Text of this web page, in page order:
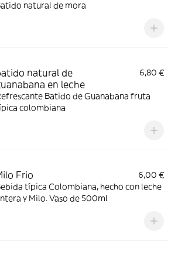
natural de mora
natural de
en leche
6,80 €
Batido de Guanabana fruta
colombiana
Frio
6,00 €
típica Colombiana, hecho con leche
y Milo. Vaso de 500ml